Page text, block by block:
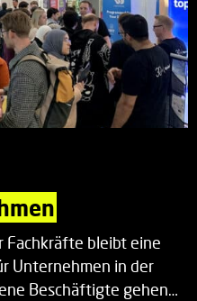
Fachkräfte bleibt eine
Unternehmen in der
Beschäftigte gehen…